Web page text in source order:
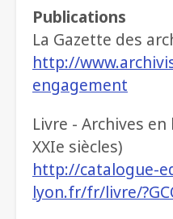
Publications
La Gazette des
http://
engagement
Livre - Archives
XXIe siècles)
http://catalogue-
lyon.fr/fr/livre/